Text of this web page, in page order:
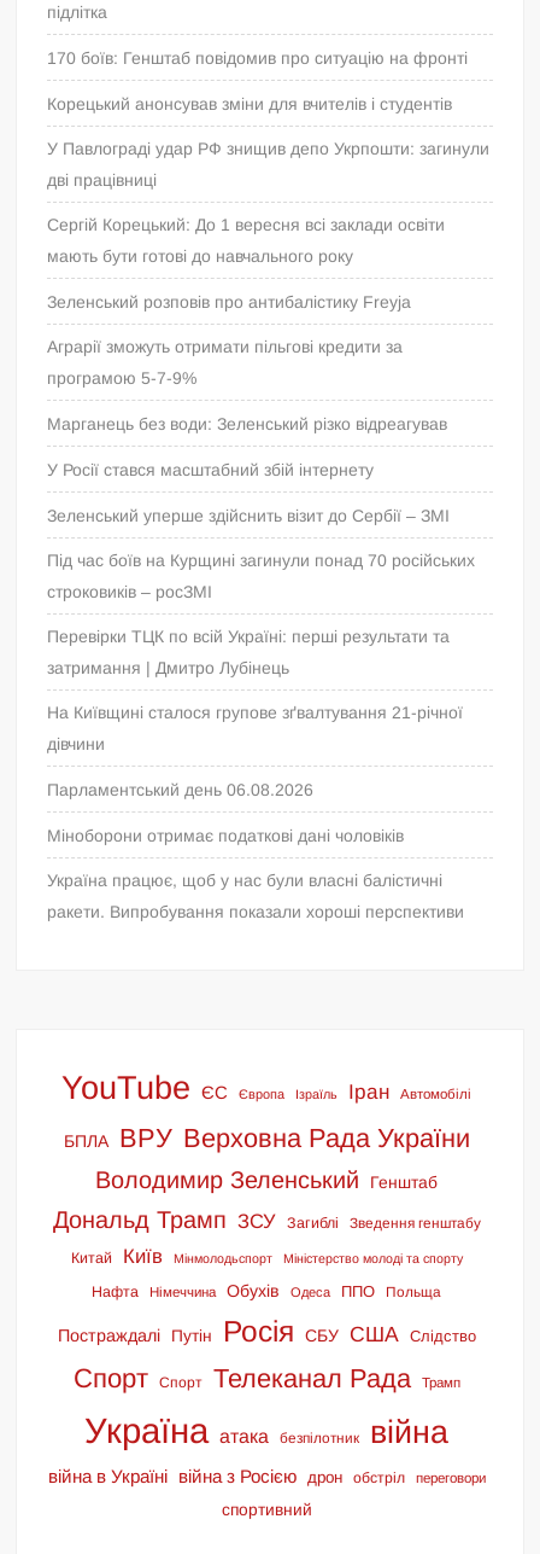
підлітка
170 боїв: Генштаб повідомив про ситуацію на фронті
Корецький анонсував зміни для вчителів і студентів
У Павлограді удар РФ знищив депо Укрпошти: загинули
дві працівниці
Сергій Корецький: До 1 вересня всі заклади освіти
мають бути готові до навчального року
Зеленський розповів про антибалістику Freyja
Аграрії зможуть отримати пільгові кредити за
програмою 5-7-9%
Марганець без води: Зеленський різко відреагував
У Росії стався масштабний збій інтернету
Зеленський уперше здійснить візит до Сербії – ЗМІ
Під час боїв на Курщині загинули понад 70 російських
строковиків – росЗМІ
Перевірки ТЦК по всій Україні: перші результати та
затримання | Дмитро Лубінець
На Київщині сталося групове зґвалтування 21-річної
дівчини
Парламентський день 06.08.2026
Міноборони отримає податкові дані чоловіків
Україна працює, щоб у нас були власні балістичні
ракети. Випробування показали хороші перспективи
YouTube ЄС Європа Ізраїль Іран Автомобілі
БПЛА ВРУ Верховна Рада України
Володимир Зеленський Генштаб
Дональд Трамп ЗСУ Загиблі Зведення генштабу
Китай Київ Мінмолодьспорт Міністерство молоді та спорту
Нафта Німеччина Обухів Одеса ППО Польща
Постраждалі Путін Росія СБУ США Слідство
Спорт Спорт Телеканал Рада Трамп
Україна атака безпілотник війна
війна в Україні війна з Росією дрон обстріл переговори
спортивний